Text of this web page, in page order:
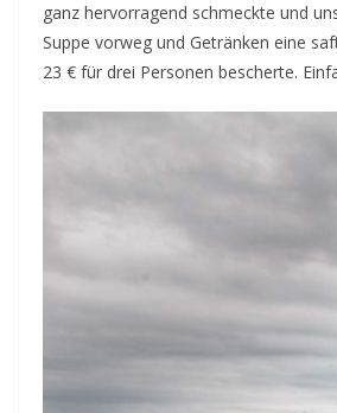
ganz hervorragend schmeckte und
Suppe vorweg und Getränken eine
23 € für drei Personen bescherte.